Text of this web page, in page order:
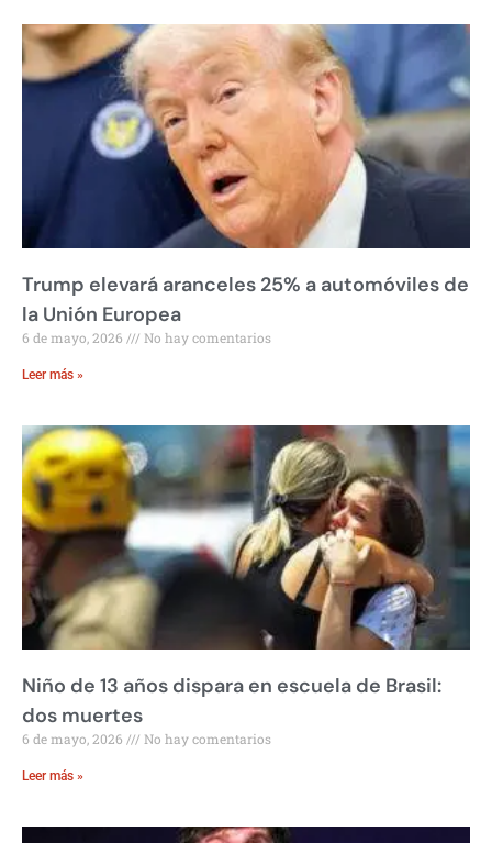
Trump elevará aranceles 25% a automóviles de
la Unión Europea
6 de mayo, 2026 No hay comentarios
Leer más »
Niño de 13 años dispara en escuela de Brasil:
dos muertes
6 de mayo, 2026 No hay comentarios
Leer más »